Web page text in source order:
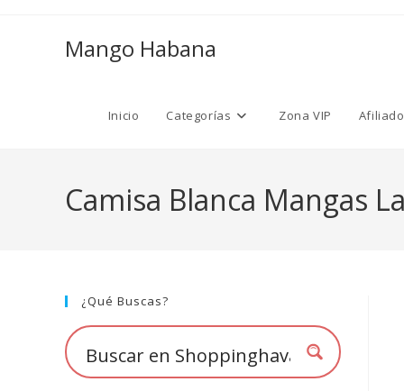
Mango Habana
Inicio Categorías Zona VIP
Camisa Blanca Mangas
¿Qué Buscas?